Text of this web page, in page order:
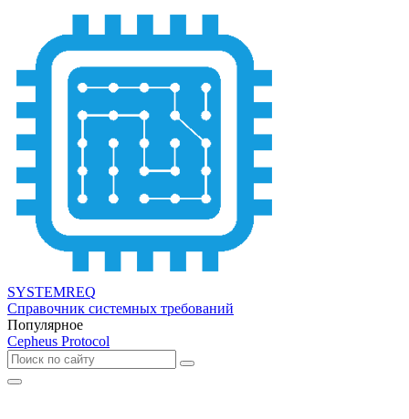
SYSTEMREQ
Справочник системных требований
Популярное
Cepheus Protocol